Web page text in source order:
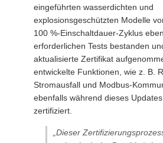
eingeführten wasserdichten und
explosionsgeschützten Modelle
100 %-Einschaltdauer-Zyklus
erforderlichen Tests bestanden
aktualisierte Zertifikat
entwickelte Funktionen, wie z. B.
Stromausfall und Modbus-
ebenfalls während dieses
zertifiziert.
„Dieser